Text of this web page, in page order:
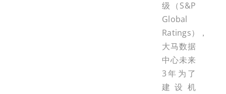
级（S&P
Global
Ratings），
大马数据
中心未来
3年为了
建设机